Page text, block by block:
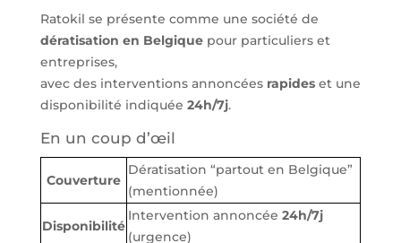
Ratokil se présente comme une société de
dératisation en Belgiquepour particuliers et
entreprises,
avec des interventions annoncées rapideset une
disponibilité indiquée 24h/7j.
En un coup d’œil
Couverture
Dératisation “partout en Belgique”
(mentionnée)
Disponibilité
Intervention annoncée 24h/7j
(urgence)